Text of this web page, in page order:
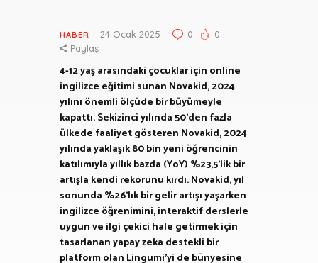
HABER 24 Ocak 2025 0
0
Paylaş
4-12 yaş arasındaki çocuklar için online
ingilizce eğitimi sunan Novakid, 2024
yılını önemli ölçüde bir büyümeyle
kapattı. Sekizinci yılında 50’den fazla
ülkede faaliyet gösteren Novakid, 2024
yılında yaklaşık 80 bin yeni öğrencinin
katılımıyla yıllık bazda (YoY) %23,5’lik bir
artışla kendi rekorunu kırdı. Novakid, yıl
sonunda %26’lık bir gelir artışı yaşarken
ingilizce öğrenimini, interaktif derslerle
uygun ve ilgi çekici hale getirmek için
tasarlanan yapay zeka destekli bir
platform olan Lingumi’yi de bünyesine